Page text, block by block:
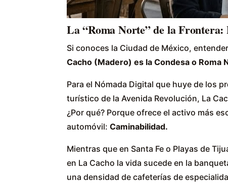
La “Roma Norte” de la Frontera:
Si conoces la Ciudad de México,
Cacho (Madero) es la Condesa o Roma
Para el Nómada Digital que huye de los
turístico de la Avenida Revolución, La
¿Por qué? Porque ofrece el activo más
automóvil: Caminabilidad.
Mientras que en Santa Fe o Playas de
en La Cacho la vida sucede en la
una densidad de cafeterías de